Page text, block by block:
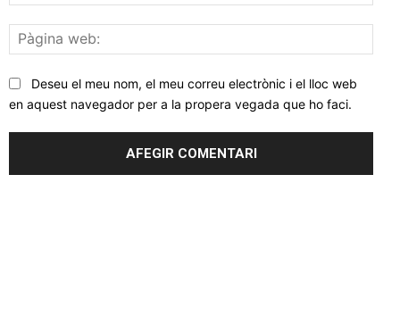
web:
Deseu el meu nom, el meu correu electrònic i el lloc web
en aquest navegador per a la propera vegada que ho faci.